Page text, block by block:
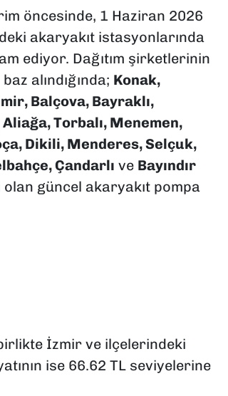
öncesinde, 1 Haziran 2026
akaryakıt istasyonlarında
ediyor. Dağıtım şirketlerinin
alındığında; Konak,
Balçova, Bayraklı,
Torbalı, Menemen,
Dikili, Menderes, Selçuk,
Çandarlı ve Bayındır
güncel akaryakıt pompa
İzmir ve ilçelerindeki
ise 66.62 TL seviyelerine